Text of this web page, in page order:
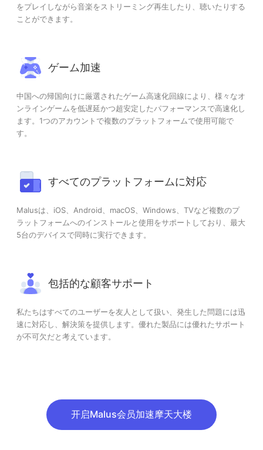
をプレイしながら音楽をストリーミング再生したり、聴いたりする
ことができます。
ゲーム加速
中国への帰国向けに厳選されたゲーム高速化回線により、様々なオ
ンラインゲームを低遅延かつ超安定したパフォーマンスで高速化し
ます。1つのアカウントで複数のプラットフォームで使用可能で
す。
すべてのプラットフォームに対応
Malusは、iOS、Android、macOS、Windows、TVなど複数のプ
ラットフォームへのインストールと使用をサポートしており、最大
5台のデバイスで同時に実行できます。
包括的な顧客サポート
私たちはすべてのユーザーを友人として扱い、発生した問題には迅
速に対応し、解決策を提供します。優れた製品には優れたサポート
が不可欠だと考えています。
开启Malus会员加速摩天大楼